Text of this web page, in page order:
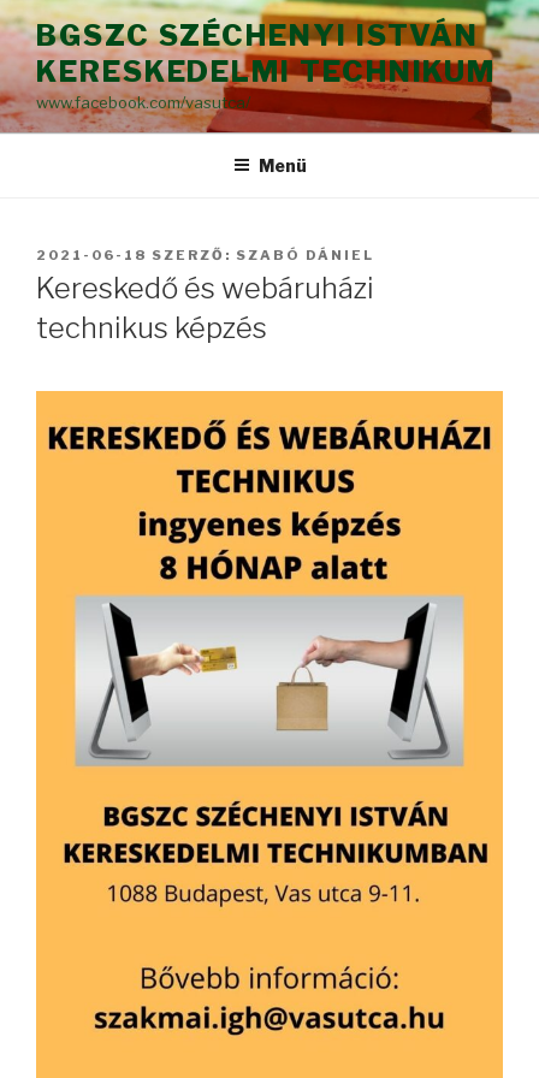
Tartalomhoz
BGSZC SZÉCHENYI ISTVÁN
KERESKEDELMI TECHNIKUM
www.facebook.com/vasutca/
Menü
BEKÜLDVE:
2021-06-18 SZERZŐ: SZABÓ DÁNIEL
Kereskedő és webáruházi
technikus képzés